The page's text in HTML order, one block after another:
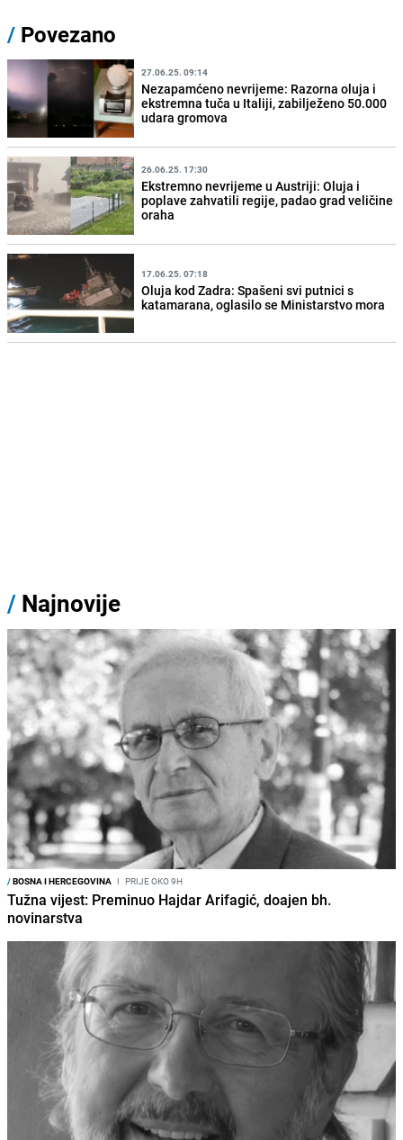
/ Povezano
27.06.25. 09:14
Nezapamćeno nevrijeme: Razorna oluja i
ekstremna tuča u Italiji, zabilježeno 50.000
udara gromova
26.06.25. 17:30
Ekstremno nevrijeme u Austriji: Oluja i
poplave zahvatili regije, padao grad veličine
oraha
17.06.25. 07:18
Oluja kod Zadra: Spašeni svi putnici s
katamarana, oglasilo se Ministarstvo mora
/ Najnovije
/BOSNA I HERCEGOVINA I PRIJE OKO 9H
Tužna vijest: Preminuo Hajdar Arifagić, doajen bh.
novinarstva